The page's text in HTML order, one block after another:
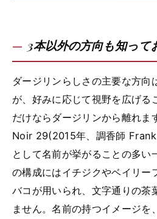
3本以外の方向も知って
ダージリンらしさの主要な方向
が、好みに応じて視野を広げる
だけならダージリンから離れ
Noir 29(2015年、調香師
として名前が挙がることの多い
の構成にはイチジクやベイリー
バコが用いられ、文字通りの茶
ません。名前の持つイメージを